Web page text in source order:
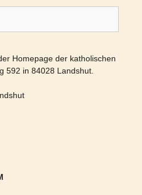
Homepage der katholischen
592 in 84028 Landshut.